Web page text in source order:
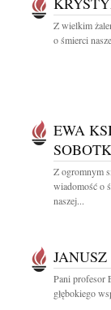
Z wielkim
o śmierci
EWA
Z ogromnym
wiadomość o
naszej...
Pani profesor
głębokiego